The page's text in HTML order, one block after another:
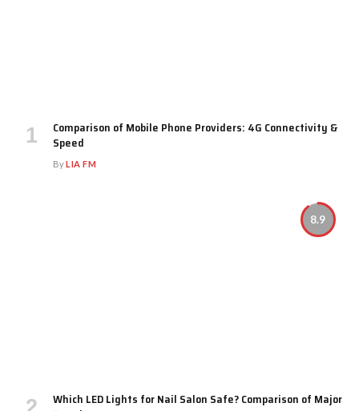
Comparison of Mobile Phone Providers: 4G Connectivity &
Speed
ByLIA FM
8.9
Which LED Lights for Nail Salon Safe? Comparison of Major